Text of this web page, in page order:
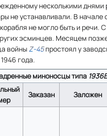
несколькими
не устанавливали. В начале
не могло быть и речи.
эсминцев. Месяцем
войны Z-45простоял у
года.
миноносцы типа
Заказан Заложен